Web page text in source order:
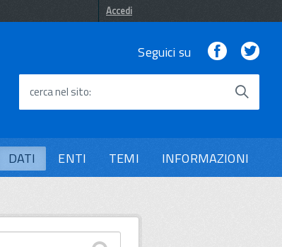
Accedi
Seguici su Facebook
cerca nel sito
DATI ENTI TEMI INFORMAZIONI